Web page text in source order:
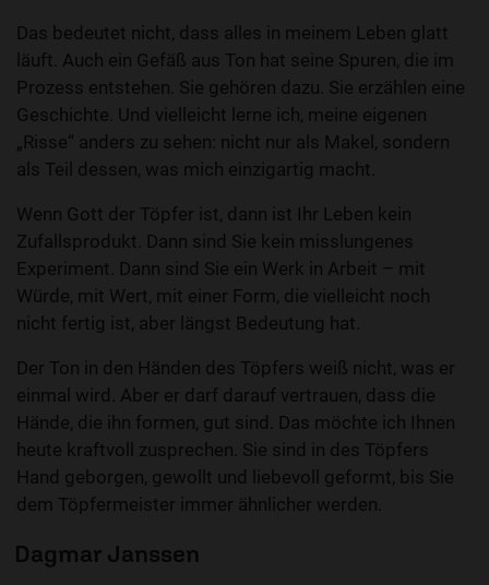
Das bedeutet nicht, dass alles in meinem Leben glatt
läuft. Auch ein Gefäß aus Ton hat seine Spuren, die im
Prozess entstehen. Sie gehören dazu. Sie erzählen eine
Geschichte. Und vielleicht lerne ich, meine eigenen
„Risse“ anders zu sehen: nicht nur als Makel, sondern
als Teil dessen, was mich einzigartig macht.
Wenn Gott der Töpfer ist, dann ist Ihr Leben kein
Zufallsprodukt. Dann sind Sie kein misslungenes
Experiment. Dann sind Sie ein Werk in Arbeit – mit
Würde, mit Wert, mit einer Form, die vielleicht noch
nicht fertig ist, aber längst Bedeutung hat.
Der Ton in den Händen des Töpfers weiß nicht, was er
einmal wird. Aber er darf darauf vertrauen, dass die
Hände, die ihn formen, gut sind. Das möchte ich Ihnen
heute kraftvoll zusprechen. Sie sind in des Töpfers
Hand geborgen, gewollt und liebevoll geformt, bis Sie
dem Töpfermeister immer ähnlicher werden.
Dagmar Janssen